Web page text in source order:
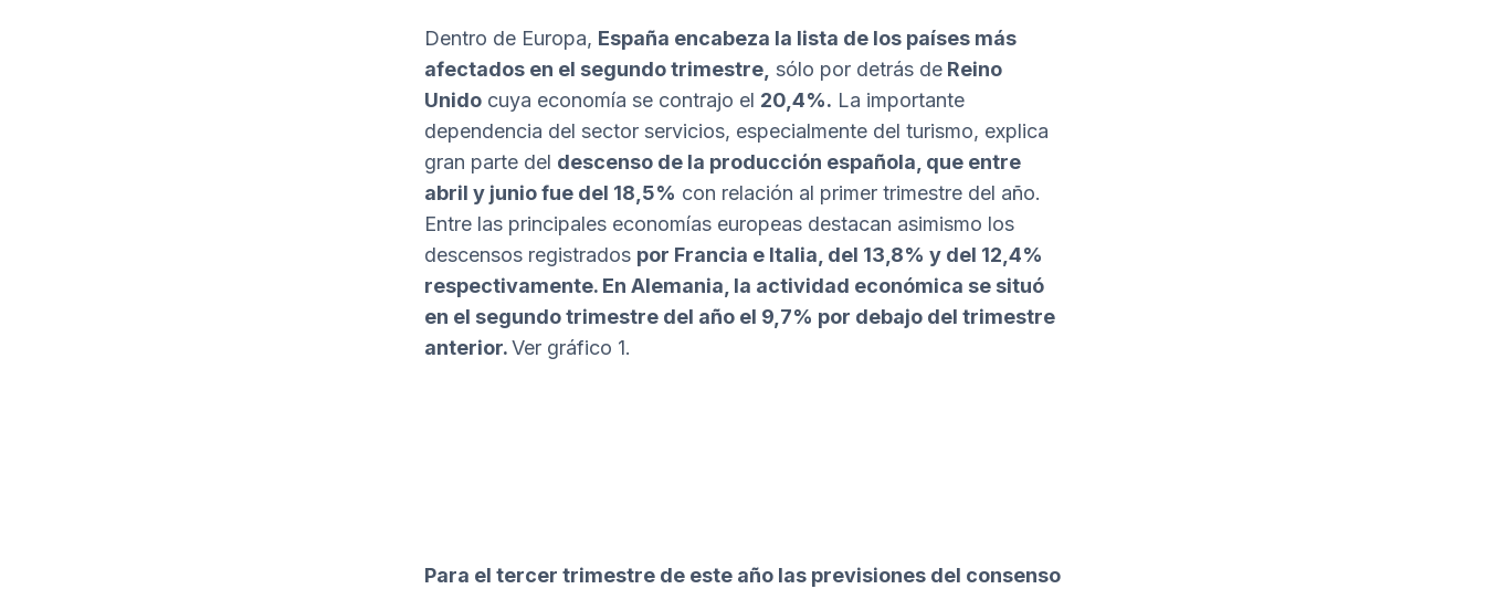
Dentro de Europa, España encabeza la lista de los países más
afectados en el segundo trimestre, sólo por detrás de Reino
Unido cuya economía se contrajo el 20,4%. La importante
dependencia del sector servicios, especialmente del turismo, explica
gran parte del descenso de la producción española, que entre
abril y junio fue del 18,5% con relación al primer trimestre del año.
Entre las principales economías europeas destacan asimismo los
descensos registrados por Francia e Italia, del 13,8% y del 12,4%
respectivamente. En Alemania, la actividad económica se situó
en el segundo trimestre del año el 9,7% por debajo del trimestre
anterior.Ver gráfico 1.
Para el tercer trimestre de este año las previsiones del consenso